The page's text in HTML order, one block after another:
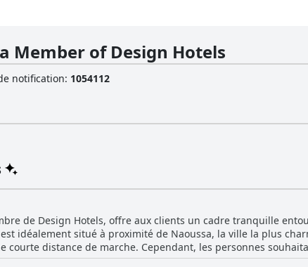
Member of Design Hotels
notification: 1054112
de Design Hotels, offre aux clients un cadre tranquille
idéalement situé à proximité de Naoussa, la ville la plus
courte distance de marche. Cependant, les personnes
ou organiser un transfert. L'hôtel est également un peu